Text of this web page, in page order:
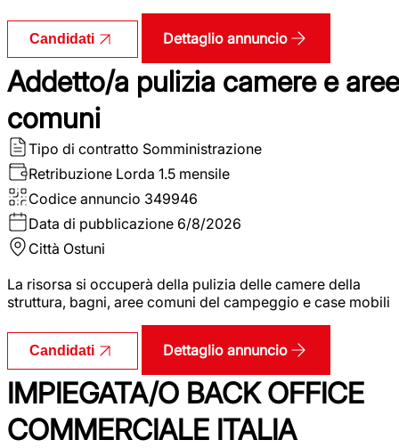
Candidati Dettaglio annuncio
Addetto/a pulizia camere e aree
comuni
Tipo di contratto Somministrazione
Retribuzione Lorda 1.5 mensile
Codice annuncio 349946
Data di pubblicazione 6/8/2026
Città Ostuni
La risorsa si occuperà della pulizia delle camere della
struttura, bagni, aree comuni del campeggio e case mobili
Candidati Dettaglio annuncio
IMPIEGATA/O BACK OFFICE
COMMERCIALE ITALIA